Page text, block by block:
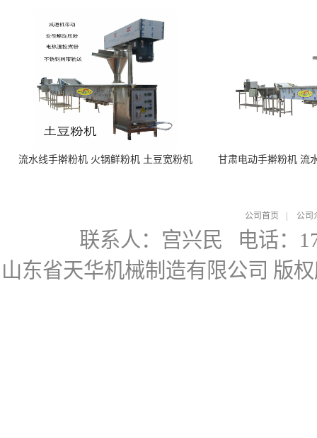
流水线手擀粉机 火锅鲜粉机 土豆宽粉机 甘肃电动手擀粉机 流
公司首页 公司
联系人：宫兴民 电话：
山东省天华机械制造有限公司 版